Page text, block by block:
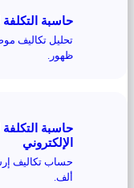
حاسبة
تحليل تكاليف
ظهور.
حاسبة
الإلكتروني
حساب تكاليف
ألف.